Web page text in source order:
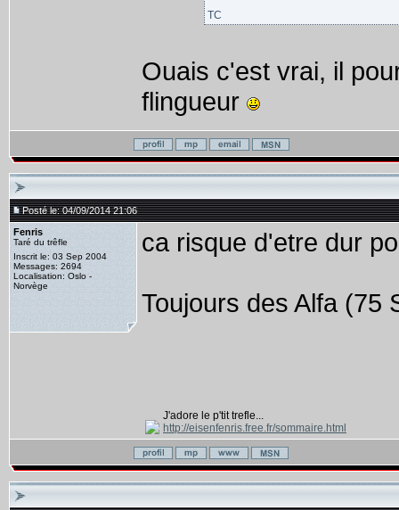
TC
Ouais c'est vrai, il
flingueur
Posté le: 04/09/2014 21:06
Fenris
Taré du trêfle
Inscrit le: 03 Sep 2004
Messages: 2694
Localisation: Oslo -
Norvège
ca risque d'etre dur
Toujours des Alfa (75
J'adore le p'tit trefle...
http://eisenfenris.free.fr/sommaire.html